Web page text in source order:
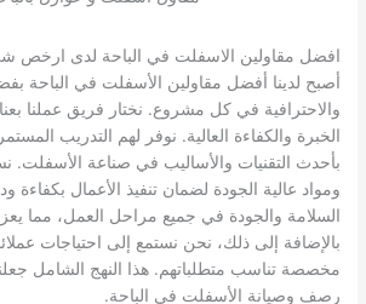
افضل مقاولين الاسفلت في الباحة لدى ارخص
أصبح لدينا أفضل مقاولين الأسفلت في الباحة
والاحترافية في كل مشروع. نختار فريق عملنا
الخبرة والكفاءة العالية. نوفر لهم التدريب
بأحدث التقنيات والأساليب في صناعة الأسفلت.
ومواد عالية الجودة لضمان تنفيذ الأعمال بكفاءة
السلامة والجودة في جميع مراحل العمل، مما يعزز
بالإضافة إلى ذلك، نحن نستمع إلى احتياجات
مخصصة تناسب متطلباتهم. هذا النهج الشامل
رصف وصيانة الأسفلت في الباحة.